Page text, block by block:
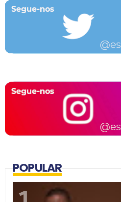
POPULAR